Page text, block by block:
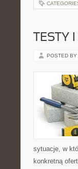
TESTY
POSTED BY
sytuacje, w
konkretną